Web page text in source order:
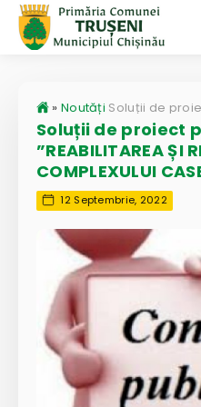
» Noutăți
Soluții de proiect
”REABILITAREA ȘI
COMPLEXULUI
12 Septembrie, 2022